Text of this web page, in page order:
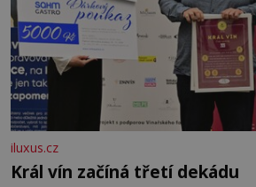
iluxus.cz
Král vín začíná třetí dekádu